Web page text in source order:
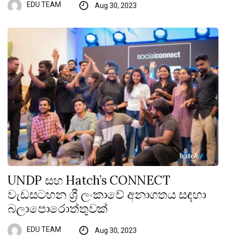
EDU TEAM Aug 30, 2023
UNDP සහ Hatch’s CONNECT
වැඩසටහන ශ්‍රී ලංකාවේ අනාගතය සඳහා
බලාපොරොත්තුවක්
EDU TEAM Aug 30, 2023